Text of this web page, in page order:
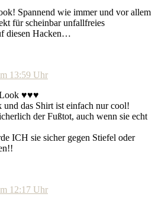
Spannend wie immer und vor allem
für scheinbar unfallfreies
diesen Hacken…
13:59 Uhr
Look ♥♥♥
und das Shirt ist einfach nur cool!
der Fußtot, auch wenn sie echt
ICH sie sicher gegen Stiefel oder
12:17 Uhr